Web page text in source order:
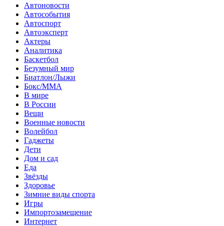
Автоновости
Автособытия
Автоспорт
Автоэксперт
Актеры
Аналитика
Баскетбол
Безумный мир
Биатлон/Лыжи
Бокс/MMA
В мире
В России
Вещи
Военные новости
Волейбол
Гаджеты
Дети
Дом и сад
Еда
Звёзды
Здоровье
Зимние виды спорта
Игры
Импортозамещение
Интернет